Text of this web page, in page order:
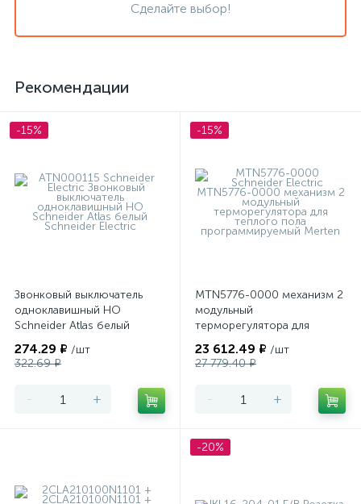
Сделайте выбор!
Рекомендации
-15%
Звонковый выключатель
одноклавишный НО
Schneider Atlas белый
274.29 ₽ /шт
322.69 ₽
- +
-15%
MTN5776-0000 механизм 2
модульный
терморегулятора для
программируемый Merten
23 612.49 ₽ /шт
27 779.40 ₽
- +
-20%